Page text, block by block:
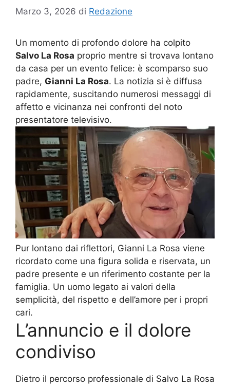
Marzo 3, 2026 di Redazione
Un momento di profondo dolore ha colpito
Salvo La Rosa proprio mentre si trovava lontano
da casa per un evento felice: è scomparso suo
padre, Gianni La Rosa. La notizia si è diffusa
rapidamente, suscitando numerosi messaggi di
affetto e vicinanza nei confronti del noto
presentatore televisivo.
Pur lontano dai riflettori, Gianni La Rosa viene
ricordato come una figura solida e riservata, un
padre presente e un riferimento costante per la
famiglia. Un uomo legato ai valori della
semplicità, del rispetto e dell’amore per i propri
cari.
L’annuncio e il dolore
condiviso
Dietro il percorso professionale di Salvo La Rosa